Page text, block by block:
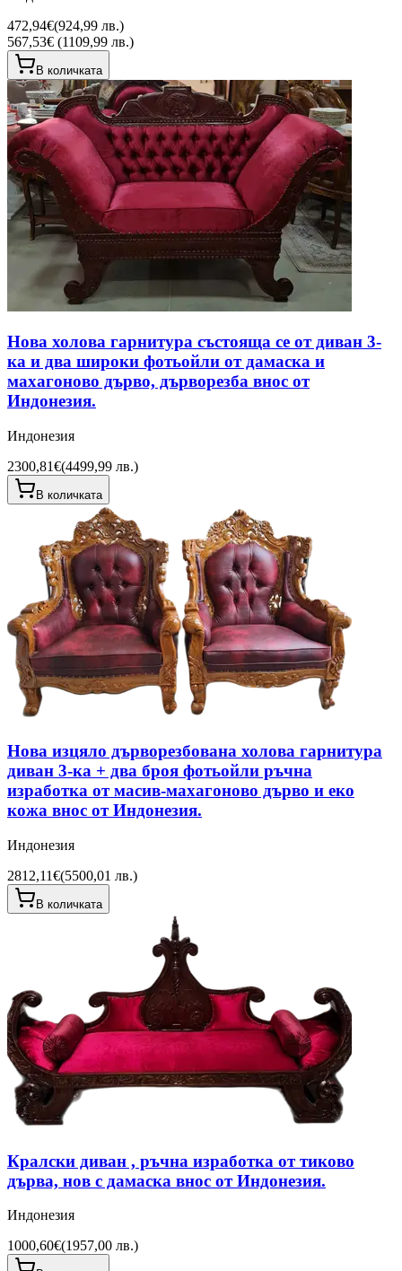
472,94€(924,99 лв.)
567,53€ (1109,99 лв.)
В количката
Нова холова гарнитура състояща се от диван 3-
ка и два широки фотьойли от дамаска и
махагоново дърво, дърворезба внос от
Индонезия.
Индонезия
2300,81€(4499,99 лв.)
В количката
Нова изцяло дърворезбована холова гарнитура
диван 3-ка + два броя фотьойли ръчна
изработка от масив-махагоново дърво и еко
кожа внос от Индонезия.
Индонезия
2812,11€(5500,01 лв.)
В количката
Кралски диван , ръчна изработка от тиково
дърва, нов с дамаска внос от Индонезия.
Индонезия
1000,60€(1957,00 лв.)